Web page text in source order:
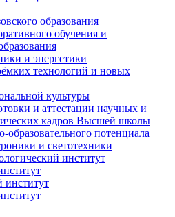
образования
обучения и
и энергетики
технологий и новых
культуры
и аттестации научных и
кадров Высшей школы
образовательного потенциала
и светотехники
институт
институт